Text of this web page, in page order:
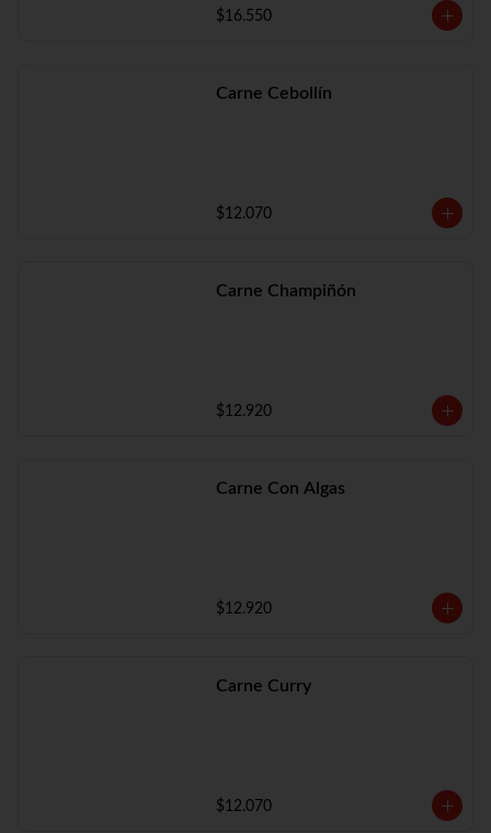
$16.550
Carne Cebollín
$12.070
Carne Champiñón
$12.920
Carne Con Algas
$12.920
Carne Curry
$12.070